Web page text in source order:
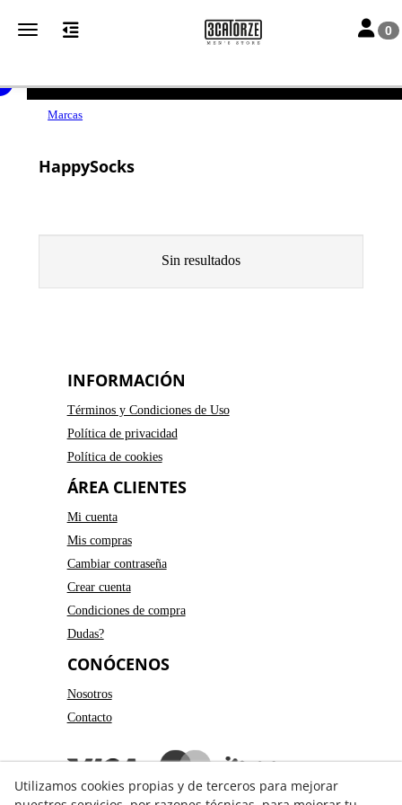
Toggle navigation Toggle
0
ENVÍOS GRATUITOS A PARTIR DE 50€
Marcas
HappySocks
Sin resultados
INFORMACIÓN
Términos y Condiciones de Uso
Política de privacidad
Política de cookies
ÁREA CLIENTES
Mi cuenta
Mis compras
Cambiar contraseña
Crear cuenta
Condiciones de compra
Dudas?
CONÓCENOS
Nosotros
Contacto
Utilizamos cookies propias y de terceros para mejorar